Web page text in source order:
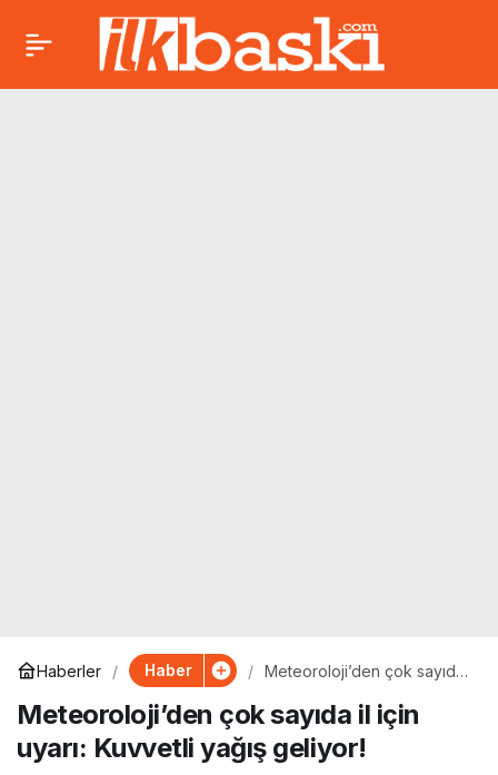
Haberler Haber
Meteoroloji’den çok sayıda
geliyor!
Meteoroloji’den çok sayıda il için
uyarı: Kuvvetli yağış geliyor!
Dilek İmamoğlu’ndan
yandaş basına mesaj: